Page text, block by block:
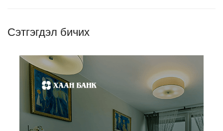
Сэтгэгдэл бичих